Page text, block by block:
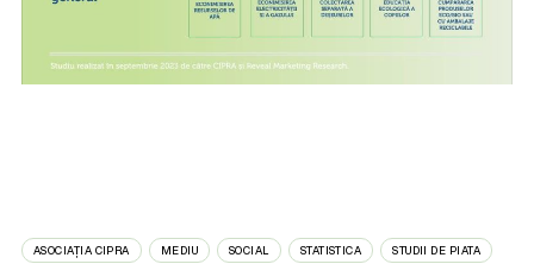
ASOCIAȚIA CIPRA MEDIU SOCIAL STATISTICA STUDII DE PIATA